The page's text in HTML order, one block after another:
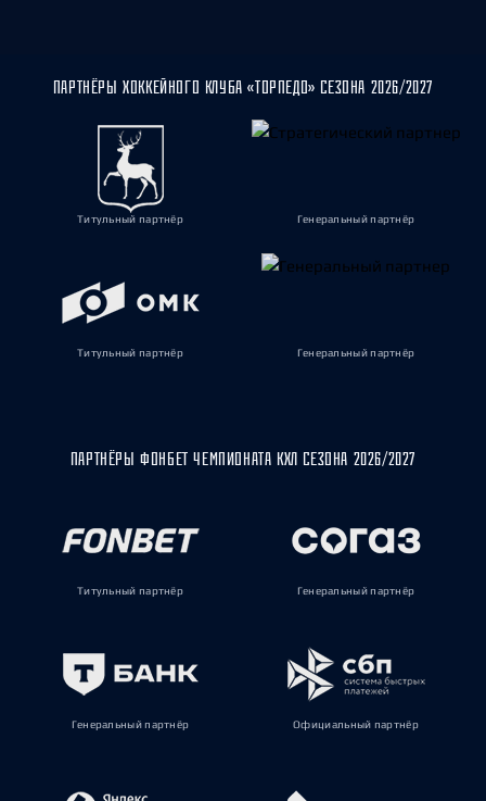
ПАРТНЁРЫ ХОККЕЙНОГО КЛУБА «ТОРПЕДО» СЕЗОНА 2026/2027
Титульный партнёр Генеральный партнёр
Титульный партнёр Генеральный партнёр
ПАРТНЁРЫ ФОНБЕТ ЧЕМПИОНАТА КХЛ СЕЗОНА 2026/2027
Титульный партнёр Генеральный партнёр
Генеральный партнёр Официальный партнёр